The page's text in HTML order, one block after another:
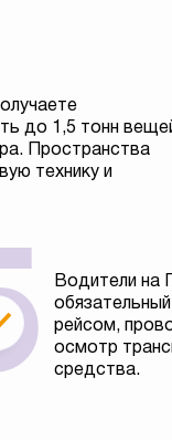
до 1,5 тонн
Пространства
технику и
Водители на
рейсом,
осмотр
средства.